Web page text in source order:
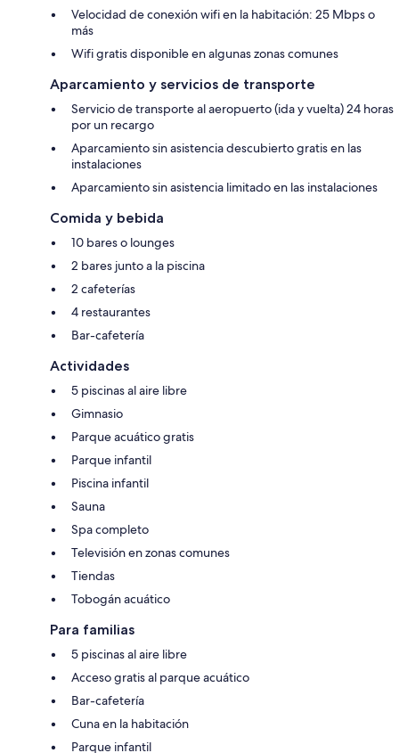
Velocidad de conexión wifi en la habitación: 25 Mbps o
más
Wifi gratis disponible en algunas zonas comunes
Aparcamiento y servicios de transporte
Servicio de transporte al aeropuerto (ida y vuelta) 24 horas
por un recargo
Aparcamiento sin asistencia descubierto gratis en las
instalaciones
Aparcamiento sin asistencia limitado en las instalaciones
Comida y bebida
10 bares o lounges
2 bares junto a la piscina
2 cafeterías
4 restaurantes
Bar-cafetería
Actividades
5 piscinas al aire libre
Gimnasio
Parque acuático gratis
Parque infantil
Piscina infantil
Sauna
Spa completo
Televisión en zonas comunes
Tiendas
Tobogán acuático
Para familias
5 piscinas al aire libre
Acceso gratis al parque acuático
Bar-cafetería
Cuna en la habitación
Parque infantil